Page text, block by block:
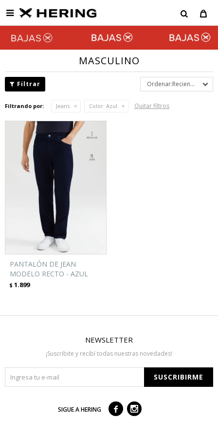

MASCULINO
Recientes
Filtrando por: Jeans Color: Azul Quitar filtros
PANTALÓN DE JEAN
MODELO RECTO - AZUL
$ 1.899
NEWSLETTER
¡Suscribite y recibí todas nuestras novedades!
SUSCRIBIRME
SIGUE A HERING  